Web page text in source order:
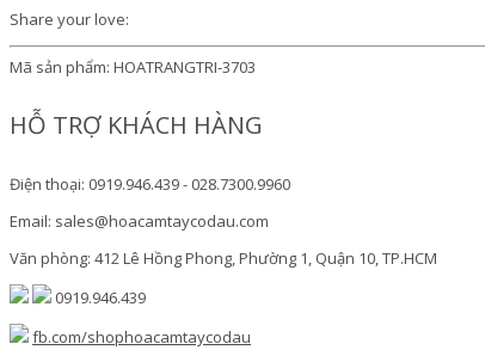
Share your love:
Mã sản phẩm: HOATRANGTRI-3703
HỖ TRỢ KHÁCH HÀNG
Điện thoại: 0919.946.439 - 028.7300.9960
Email: sales@hoacamtaycodau.com
Văn phòng: 412 Lê Hồng Phong, Phường 1, Quận 10, TP.HCM
0919.946.439
fb.com/shophoacamtaycodau